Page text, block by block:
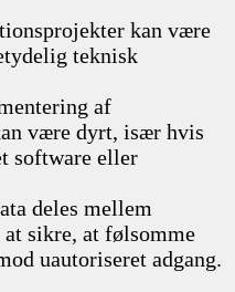
kan være
teknisk
af
være dyrt, især hvis
software eller
deles mellem
sikre, at følsomme
uautoriseret adgang.